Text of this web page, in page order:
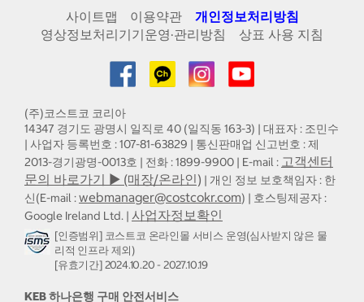
사이트맵 이용약관
개인정보처리방침
영상정보처리기기운영·관리방침
상표 사용 지침
(주)코스트코 코리아
14347 경기도 광명시 일직로 40 (일직동 163-3) | 대표자 : 조민수
| 사업자 등록번호 : 107-81-63829 | 통신판매업 신고번호 : 제
2013-경기광명-0013호 | 전화 : 1899-9900 | E-mail : 고객센터
문의 바로가기 ▶ (매장/온라인) | 개인 정보 보호책임자 : 한
신(E-mail :webmanager@costcokr.com) | 호스팅제공자 :
Google Ireland Ltd. | 사업자정보확인
[인증범위] 코스트코 온라인몰 서비스 운영(심사받지 않은 물
리적 인프라 제외)
[유효기간] 2024.10.20 - 2027.10.19
KEB 하나은행 구매 안전서비스